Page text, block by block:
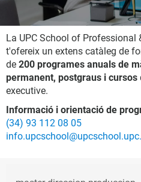
La UPC School of Professional
t'ofereix un extens catàleg de
de 200 programes anuals de
permanent, postgraus i cursos
executive.
Informació i orientació de
(34) 93 112 08 05